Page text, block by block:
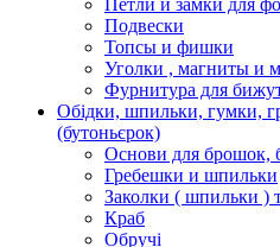
Петли и замки для
Подвески
Топсы и фишки
Уголки , магниты и
Фурнитура для
Обідки, шпильки, гумки,
(бутоньєрок)
Основи для брошок,
Гребешки и шпильки
Заколки ( шпильки )
Краб
Обручі